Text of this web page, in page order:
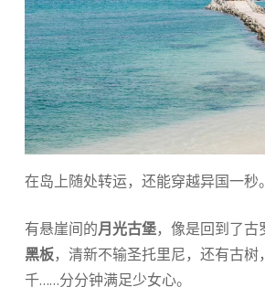
在岛上随处转运，还能穿越异国一秒。
有悬崖间的月光古堡，像是回到了古
黑板，清新不输圣托里尼，还有古树
千……分分钟满足少女心。